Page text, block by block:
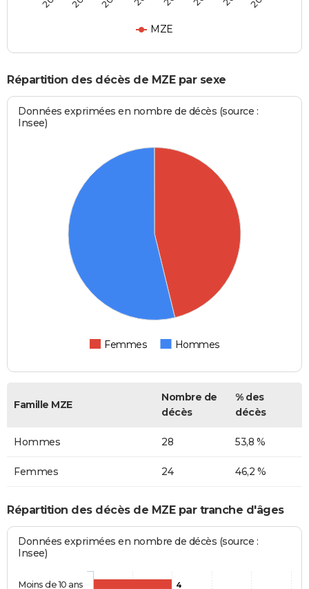
MZE
Répartition des décès de MZE par sexe
Données exprimées en nombre de décès (source :
Insee)
Femmes Hommes
Famille MZE
Nombre de
décès
% des
décès
Hommes 28 53,8 %
Femmes 24 46,2 %
Répartition des décès de MZE par tranche d'âges
Données exprimées en nombre de décès (source :
Insee)
4
Moins de 10 ans